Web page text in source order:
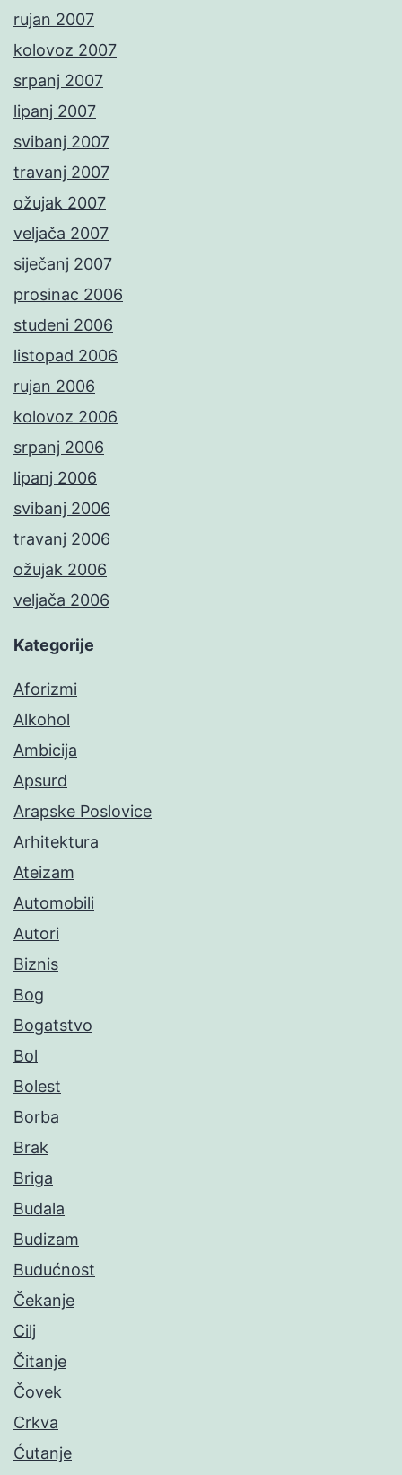
rujan 2007
kolovoz 2007
srpanj 2007
lipanj 2007
svibanj 2007
travanj 2007
ožujak 2007
veljača 2007
siječanj 2007
prosinac 2006
studeni 2006
listopad 2006
rujan 2006
kolovoz 2006
srpanj 2006
lipanj 2006
svibanj 2006
travanj 2006
ožujak 2006
veljača 2006
Kategorije
Aforizmi
Alkohol
Ambicija
Apsurd
Arapske Poslovice
Arhitektura
Ateizam
Automobili
Autori
Biznis
Bog
Bogatstvo
Bol
Bolest
Borba
Brak
Briga
Budala
Budizam
Budućnost
Čekanje
Cilj
Čitanje
Čovek
Crkva
Ćutanje